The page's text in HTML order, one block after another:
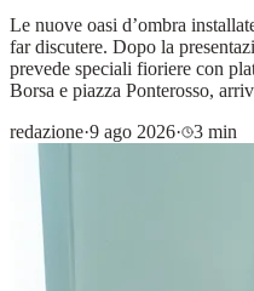
Le nuove oasi d’ombra
far discutere. Dopo la
prevede speciali fioriere con
Borsa e piazza Ponterosso,
redazione·9 ago 2026· 3 min